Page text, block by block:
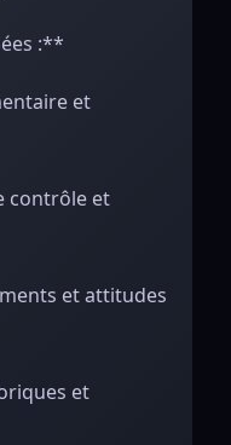
:**
et
contrôle et
et attitudes
et